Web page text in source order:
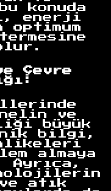
konuda
enerji
Çevre
ve
büyük
bilgi,
almaya
Ayrıca,
ve atık